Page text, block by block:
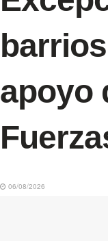
apoyo
06/08/2026